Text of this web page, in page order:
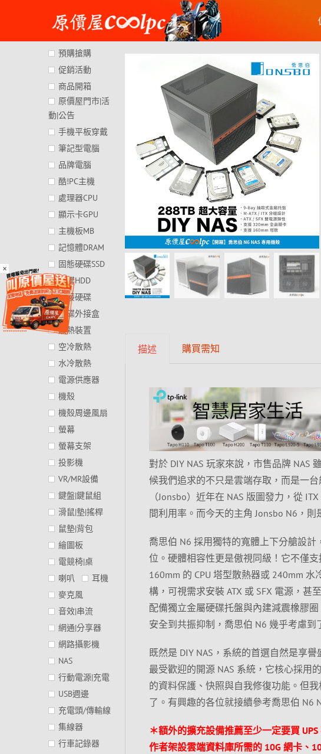
×
content
描述 購買需知
對於 DIY NAS 玩家來說，市售品牌 NAS
候我們追求的不只是雲端存取，而是一
（Jonsbo）近年在 NAS 版圖發力，從
間利用率。而今天的主角 Jonsbo N6，
喬思伯 N6 採用獨特的寬體上下分艙設計
位。硬體相容性更是傲視同級！它不僅
160mm 的 CPU 塔型散熱器或 240mm
構，可視需求安裝 ATX 或 SFX 電源，甚
配備獨立金屬硬碟托盤與內建減震橡膠
安全到共振抑制，喬思伯 N6 幾乎考慮到
既然是 DIY NAS，系統的首選自然是享譽
最受歡迎的開源 NAS 系統，它核心採用
的資料保護、快照與自我修復功能。但
了。有興趣的各位就接續參考喬思伯 N6
＊額外的擴充設備推薦至少一定要買
作者架設雲端資料庫所需的 10G 網卡、
預購搶購
促銷活動
商品開箱
原價屋門市|活
動|公告
手機平板穿戴
筆記型電腦
品牌電腦
酷!PC主機
處理器CPU
顯示卡GPU
主機板MB
記憶體DRAM
固態硬碟SSD
硬碟HDD
外接硬碟
硬碟外接盒
散熱裝置
空冷散熱
水冷散熱
電源供應器
機殼
機殼周邊風扇
螢幕
螢幕支架
投影機
VR/MR設備
鍵盤|鍵鼠組
滑鼠|墊|搖桿
鼠墊|背包
繪圖板
電競椅|桌
喇叭
耳機
麥克風
音效|串流
網通|分享器
網路攝影機
NAS
行動電源|充電
USB週邊
充電頭/傳輸線
集線器
行車記錄器